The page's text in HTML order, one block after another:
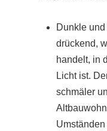
Dunkle
drückend,
handelt, in
Licht ist.
schmäler